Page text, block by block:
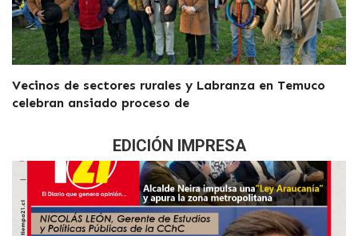
Vecinos de sectores rurales y Labranza en Temuco
celebran ansiado proceso de
EDICIÓN IMPRESA